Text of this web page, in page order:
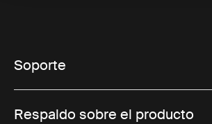
Soporte
Respaldo sobre el producto